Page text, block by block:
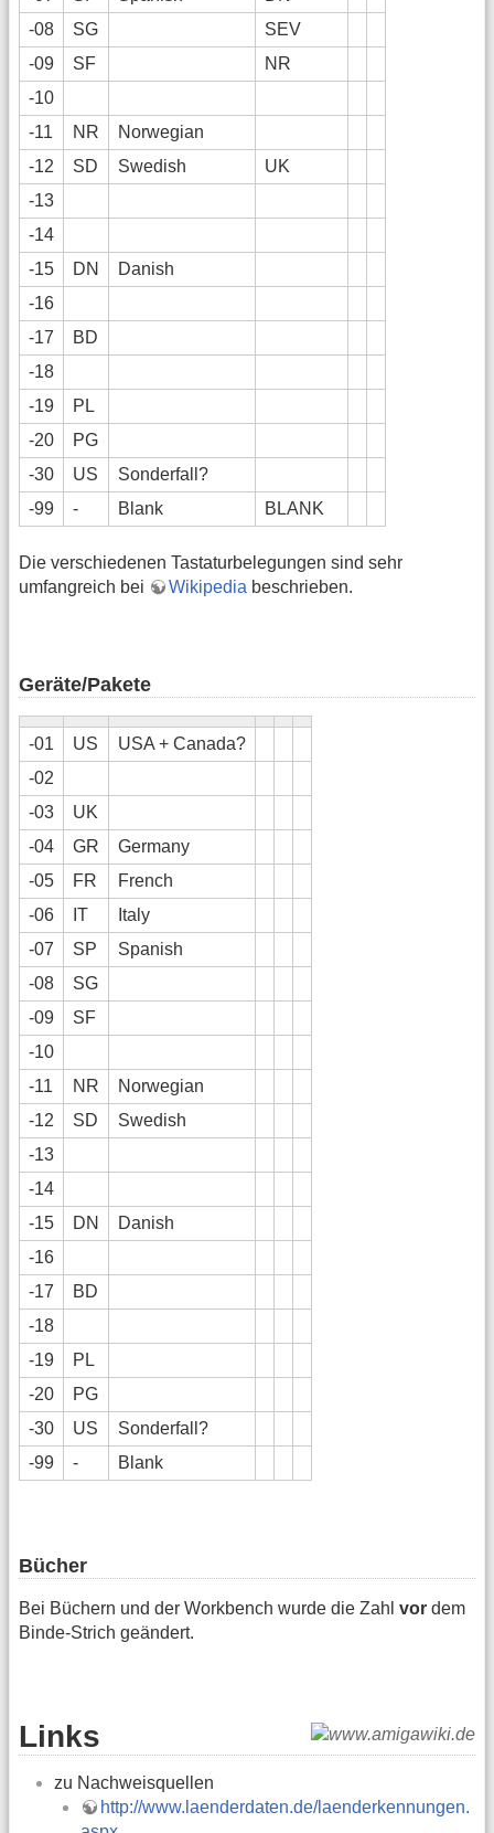
-08
SG
SEV
-09
SF
NR
-10
-11
NR
Norwegian
-12
SD Swedish
UK
-13
-14
-15
DN
Danish
-16
-17
BD
-18
-19
PL
-20
PG
-30
US
Sonderfall?
-99
- Blank BLANK
Die verschiedenen Tastaturbelegungen sind sehr
umfangreich bei
Wikipedia beschrieben.
Geräte/Pakete
-01 US
USA + Canada?
-02
-03
UK
-04
GR
Germany
-05
FR
French
-06
IT
Italy
-07
SP
Spanish
-08
SG
-09
SF
-10
-11
NR
Norwegian
-12
SD
Swedish
-13
-14
-15
DN
Danish
-16
-17
BD
-18
-19
PL
-20
PG
-30
US
Sonderfall?
-99
- Blank
Bücher
Bei Büchern und der Workbench wurde die Zahl vor dem
Binde-Strich geändert.
Links
zu Nachweisquellen
http://www.laenderdaten.de/laenderkennungen.